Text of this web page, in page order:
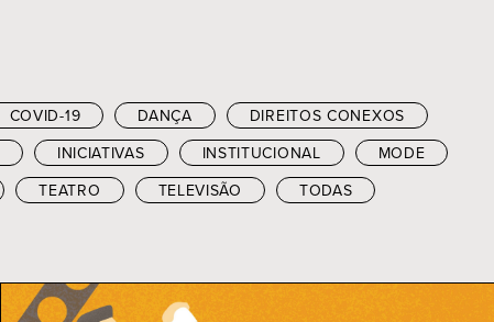
COVID-19 DANÇA
DIREITOS CONEXOS
INICIATIVAS INSTITUCIONAL
MODE
TEATRO TELEVISÃO TODAS